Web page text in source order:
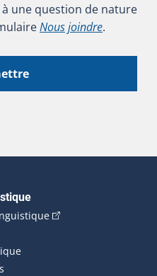
une question de nature
Nous joindre.
(Cet hyperlien